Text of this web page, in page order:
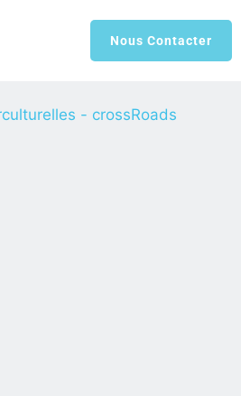
Nous Contacter